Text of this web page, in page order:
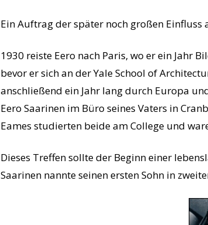
Ein Auftrag der später noch großen Einfluss
1930 reiste Eero nach Paris, wo er ein Jahr
bevor er sich an der Yale School of
anschließend ein Jahr lang durch Europa
Eero Saarinen im Büro seines Vaters in
Eames studierten beide am College und
Dieses Treffen sollte der Beginn einer
Saarinen nannte seinen ersten Sohn in